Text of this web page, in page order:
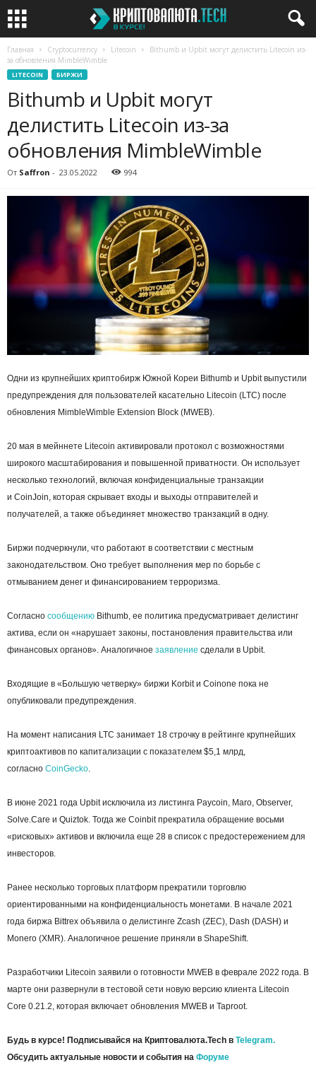
Главная Cryptocurrency Litecoin
Bithumb и Upbit могут делистить Litecoin из-
за обновления MimbleWimble
LITECOIN БИРЖИ
Bithumb и Upbit могут
делистить Litecoin из-за
обновления MimbleWimble
От Saffron - 23.05.2022 994
Одни из крупнейших криптобирж Южной Кореи Bithumb и Upbit выпустили
предупреждения для пользователей касательно Litecoin (LTC) после
обновления MimbleWimble Extension Block (MWEB).
20 мая в мейннете Litecoin активировали протокол с возможностями
широкого масштабирования и повышенной приватности. Он использует
несколько технологий, включая конфиденциальные транзакции
и CoinJoin, которая скрывает входы и выходы отправителей и
получателей, а также объединяет множество транзакций в одну.
Биржи подчеркнули, что работают в соответствии с местным
законодательством. Оно требует выполнения мер по борьбе с
отмыванием денег и финансированием терроризма.
Согласно сообщению Bithumb, ее политика предусматривает делистинг
актива, если он «нарушает законы, постановления правительства или
финансовых органов». Аналогичное заявление сделали в Upbit.
Входящие в «Большую четверку» биржи Korbit и Coinone пока не
опубликовали предупреждения.
На момент написания LTC занимает 18 строчку в рейтинге крупнейших
криптоактивов по капитализации с показателем $5,1 млрд,
согласно CoinGecko.
В июне 2021 года Upbit исключила из листинга Paycoin, Maro, Observer,
Solve.Care и Quiztok. Тогда же Coinbit прекратила обращение восьми
«рисковых» активов и включила еще 28 в список с предостережением для
инвесторов.
Ранее несколько торговых платформ прекратили торговлю
ориентированными на конфиденциальность монетами. В начале 2021
года биржа Bittrex объявила о делистинге Zcash (ZEC), Dash (DASH) и
Monero (XMR). Аналогичное решение приняли в ShapeShift.
Разработчики Litecoin заявили о готовности MWEB в феврале 2022 года. В
марте они развернули в тестовой сети новую версию клиента Litecoin
Core 0.21.2, которая включает обновления MWEB и Taproot.
Будь в курсе! Подписывайся на Криптовалюта.Tech в Telegram.
Обсудить актуальные новости и события на Форуме